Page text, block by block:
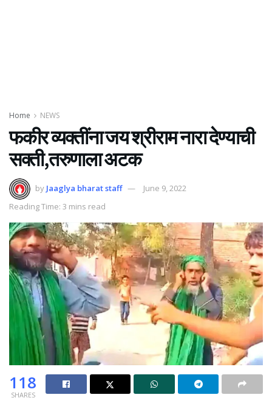
Home NEWS
फकीर व्यक्तींना जय श्रीराम नारा देण्याची
सक्ती,तरुणाला अटक
by Jaaglya bharat staff
June 9, 2022
Reading Time: 3 mins read
118
SHARES